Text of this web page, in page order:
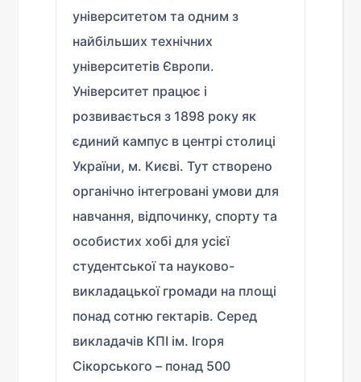
університетом та одним з
найбільших технічних
університетів Європи.
Університет працює і
розвивається з 1898 року як
єдиний кампус в центрі столиці
України, м. Києві. Тут створено
органічно інтегровані умови для
навчання, відпочинку, спорту та
особистих хобі для усієї
студентської та науково-
викладацької громади на площі
понад сотню гектарів. Серед
викладачів КПІ ім. Ігоря
Сікорського – понад 500